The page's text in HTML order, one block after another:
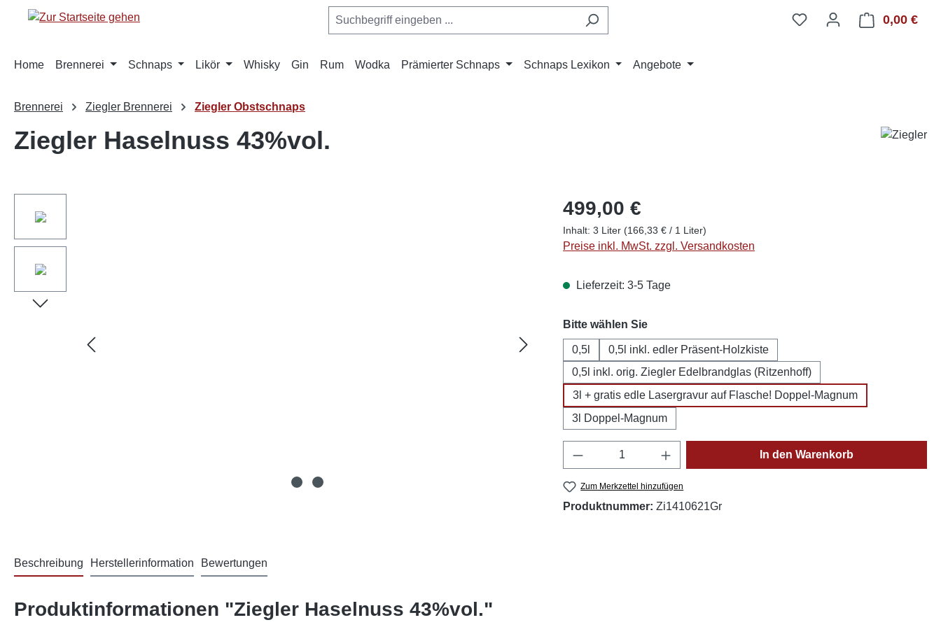
Zur Hauptnavigation springen 0,00 €
Home Brennerei Schnaps Likör Whisky Gin Rum Wodka Prämierter Schnaps Schnaps Lexikon Angebote
Brennerei Ziegler Brennerei Ziegler Obstschnaps
Ziegler Haselnuss 43%vol.
499,00 €
Inhalt: 3 Liter (166,33 € / 1 Liter)
Preise inkl. MwSt. zzgl. Versandkosten
Lieferzeit: 3-5 Tage
Bitte wählen Sieauswählen
0,5l
0,5l inkl. edler Präsent-Holzkiste
0,5l inkl. orig. Ziegler Edelbrandglas (Ritzenhoff)
3l + gratis edle Lasergravur auf Flasche! Doppel-Magnum
3l Doppel-Magnum
Produkt Anzahl: Gib den gewünschten Wert ein
In den Warenkorb
Zum Merkzettel hinzufügen
Produktnummer: Zi1410621Gr
Beschreibung Herstellerinformation Bewertungen
Produktinformationen "Ziegler Haselnuss 43%vol."